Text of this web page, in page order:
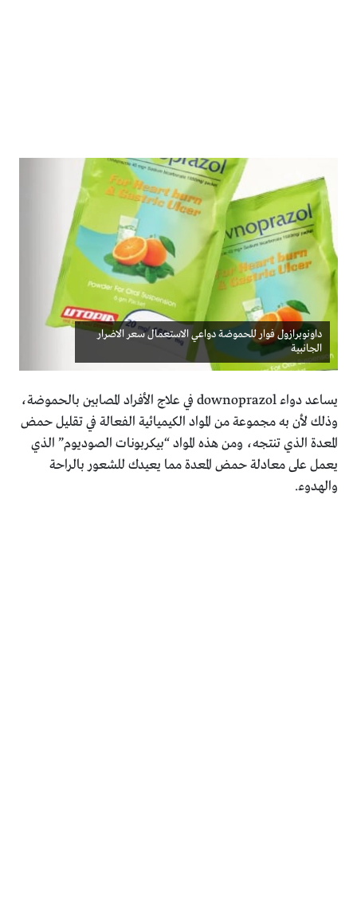
داونوبرازول فوار للحموضة دواعي الاستعمال سعر الاضرار
الجانبية
يساعد دواء downoprazol في علاج الأفراد المصابين بالحموضة،
وذلك لأن به مجموعة من المواد الكيميائية الفعالة في تقليل حمض
المعدة الذي تنتجه، ومن هذه المواد “بيكربونات الصوديوم” الذي
يعمل على معادلة حمض المعدة مما يعيدك للشعور بالراحة
والهدوء.